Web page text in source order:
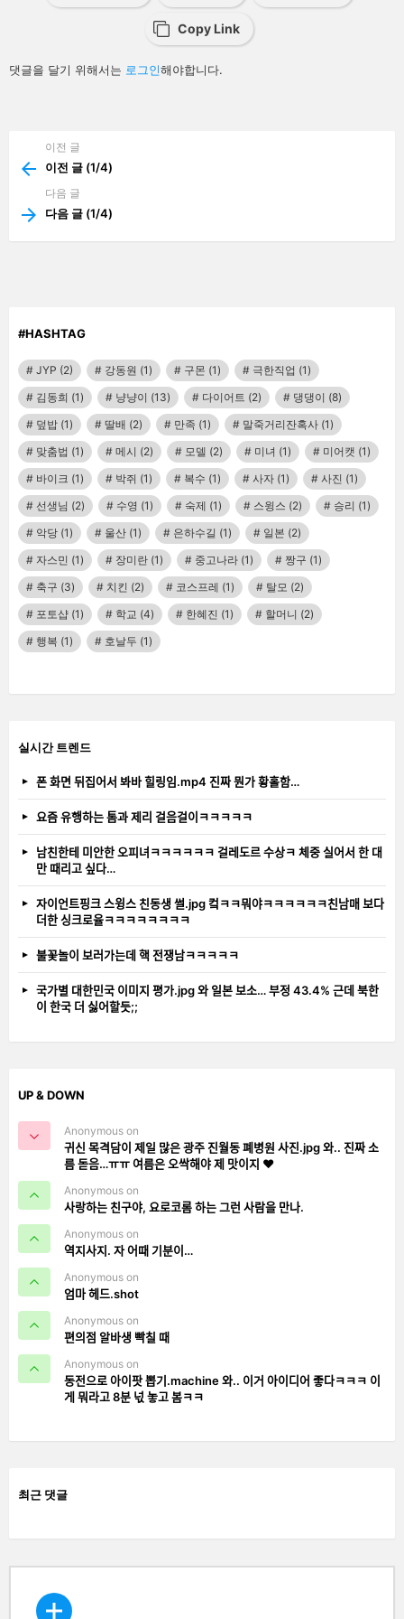
Copy Link
답
글
댓글을 달기 위해서는 로그인해야합니다.
more
이전 글
이전 글 (1/4)
다음 글
다음 글 (1/4)
#HASHTAG
JYP (2) 강동원 (1) 구몬 (1) 극한직업 (1)
김동희 (1) 냥냥이 (13) 다이어트 (2) 댕댕이 (8)
덮밥 (1) 딸배 (2) 만족 (1) 말죽거리잔혹사 (1)
맞춤법 (1) 메시 (2) 모델 (2) 미녀 (1) 미어캣 (1)
바이크 (1) 박쥐 (1) 복수 (1) 사자 (1) 사진 (1)
선생님 (2) 수영 (1) 숙제 (1) 스윙스 (2) 승리 (1)
악당 (1) 울산 (1) 은하수길 (1) 일본 (2)
자스민 (1) 장미란 (1) 중고나라 (1) 짱구 (1)
축구 (3) 치킨 (2) 코스프레 (1) 탈모 (2)
포토샵 (1) 학교 (4) 한혜진 (1) 할머니 (2)
행복 (1) 호날두 (1)
실시간 트렌드
폰 화면 뒤집어서 봐바 힐링임.mp4 진짜 뭔가 황홀함…
요즘 유행하는 톰과 제리 걸음걸이ㅋㅋㅋㅋㅋ
남친한테 미안한 오피녀ㅋㅋㅋㅋㅋㅋ 걸레도르 수상ㅋ 체중 실어서 한 대
만 때리고 싶다…
자이언트핑크 스윙스 친동생 썰.jpg 컼ㅋㅋ뭐야ㅋㅋㅋㅋㅋㅋ친남매 보다
더한 싱크로율ㅋㅋㅋㅋㅋㅋㅋㅋ
불꽃놀이 보러가는데 핵 전쟁남ㅋㅋㅋㅋㅋ
국가별 대한민국 이미지 평가.jpg 와 일본 보소… 부정 43.4% 근데 북한
이 한국 더 싫어할듯;;
UP & DOWN
Anonymous on
귀신 목격담이 제일 많은 광주 진월동 폐병원 사진.jpg 와.. 진짜 소
름 돋음…ㅠㅠ 여름은 오싹해야 제 맛이지 ❤️
Anonymous on
사랑하는 친구야, 요로코롬 하는 그런 사람을 만나.
Anonymous on
역지사지. 자 어때 기분이…
Anonymous on
엄마 헤드.shot
Anonymous on
편의점 알바생 빡칠 때
Anonymous on
동전으로 아이팟 뽑기.machine 와.. 이거 아이디어 좋다ㅋㅋㅋ 이
게 뭐라고 8분 넋 놓고 봄ㅋㅋ
최근 댓글